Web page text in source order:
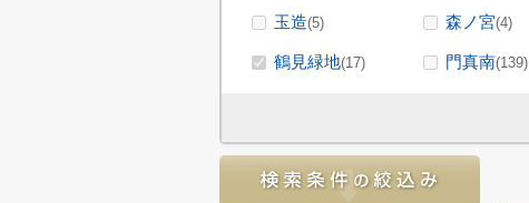
玉造(5) 森ノ宮(4)
鶴見緑地(17) 門真南(139)